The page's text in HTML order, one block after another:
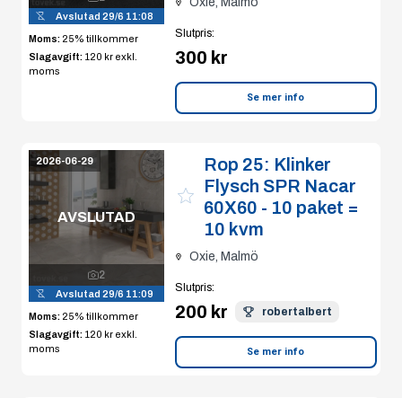
Avslutad29/6 11:08
Moms: 25% tillkommer
Slagavgift: 120 kr exkl.
moms
Slutpris:
300 kr
Se mer info
2026-06-29
AVSLUTAD
2
Avslutad29/6 11:09
Moms: 25% tillkommer
Slagavgift: 120 kr exkl.
moms
Rop 25: Klinker
Flysch SPR Nacar
60X60 - 10 paket =
10 kvm
Oxie, Malmö
Slutpris:
200 kr robertalbert
Se mer info